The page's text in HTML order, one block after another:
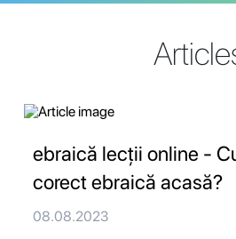
ebraică lecții online -
corect ebraică acasă?
08.08.2023